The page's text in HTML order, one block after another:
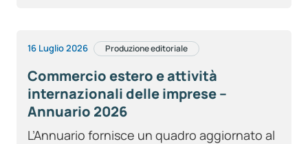
16 Luglio 2026 Produzione editoriale
Commercio estero e attività
internazionali delle imprese –
Annuario 2026
L’Annuario fornisce un quadro aggiornato al